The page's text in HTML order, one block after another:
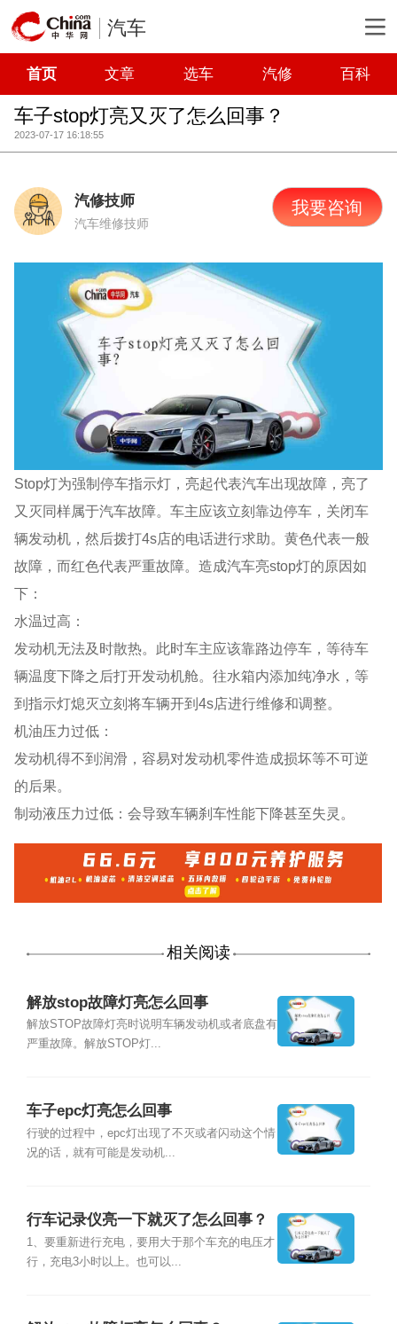
汽车
首页 文章 选车 汽修 百科
车子stop灯亮又灭了怎么回事？
2023-07-17 16:18:55
汽修技师
汽车维修技师
我要咨询
Stop灯为强制停车指示灯，亮起代表汽车出现故障，亮了
又灭同样属于汽车故障。车主应该立刻靠边停车，关闭车
辆发动机，然后拨打4s店的电话进行求助。黄色代表一般
故障，而红色代表严重故障。造成汽车亮stop灯的原因如
下：
水温过高：
发动机无法及时散热。此时车主应该靠路边停车，等待车
辆温度下降之后打开发动机舱。往水箱内添加纯净水，等
到指示灯熄灭立刻将车辆开到4s店进行维修和调整。
机油压力过低：
发动机得不到润滑，容易对发动机零件造成损坏等不可逆
的后果。
制动液压力过低：会导致车辆刹车性能下降甚至失灵。
相关阅读
解放stop故障灯亮怎么回事
解放STOP故障灯亮时说明车辆发动机或者底盘有
严重故障。解放STOP灯...
车子epc灯亮怎么回事
行驶的过程中，epc灯出现了不灭或者闪动这个情
况的话，就有可能是发动机...
行车记录仪亮一下就灭了怎么回事？
1、要重新进行充电，要用大于那个车充的电压才
行，充电3小时以上。也可以...